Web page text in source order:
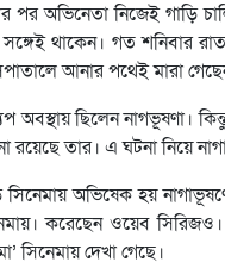
পর অভিনেতা নিজেই গাড়ি
সঙ্গেই থাকেন। গত
আনার পথেই মারা
অবস্থায় ছিলেন নাগভূষণা।
রয়েছে তার। এ ঘটনা নিয়ে
সিনেমায় অভিষেক হয়
করেছেন ওয়েব
সিনেমায় দেখা গেছে।